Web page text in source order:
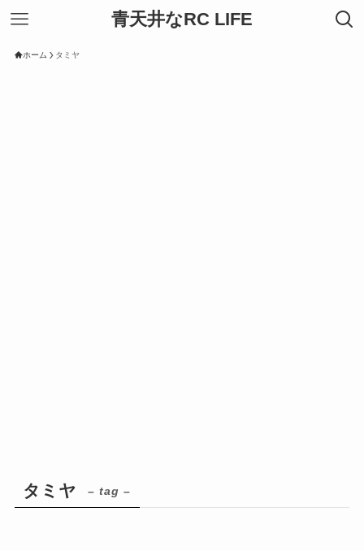
青天井なRC LIFE
ホーム タミヤ
タミヤ – tag –